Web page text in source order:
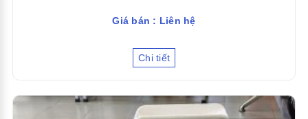
Giá bán : Liên hệ
Chi tiết